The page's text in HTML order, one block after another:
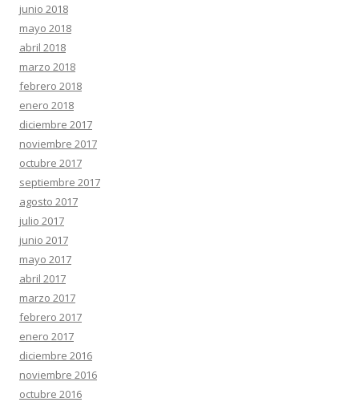
junio 2018
mayo 2018
abril 2018
marzo 2018
febrero 2018
enero 2018
diciembre 2017
noviembre 2017
octubre 2017
septiembre 2017
agosto 2017
julio 2017
junio 2017
mayo 2017
abril 2017
marzo 2017
febrero 2017
enero 2017
diciembre 2016
noviembre 2016
octubre 2016